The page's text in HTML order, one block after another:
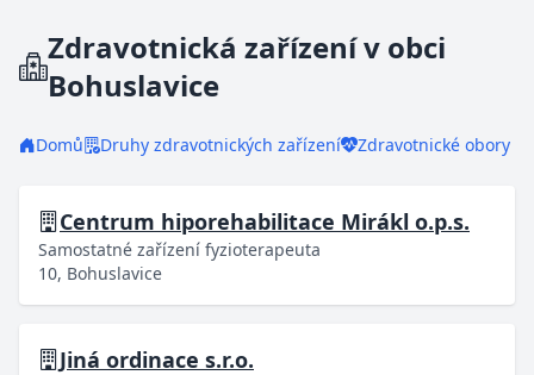
Zdravotnická zařízení v obci
Bohuslavice
Domů Druhy zdravotnických zařízení Zdravotnické obory
Centrum hiporehabilitace Mirákl o.p.s.
Samostatné zařízení fyzioterapeuta
10, Bohuslavice
Jiná ordinace s.r.o.